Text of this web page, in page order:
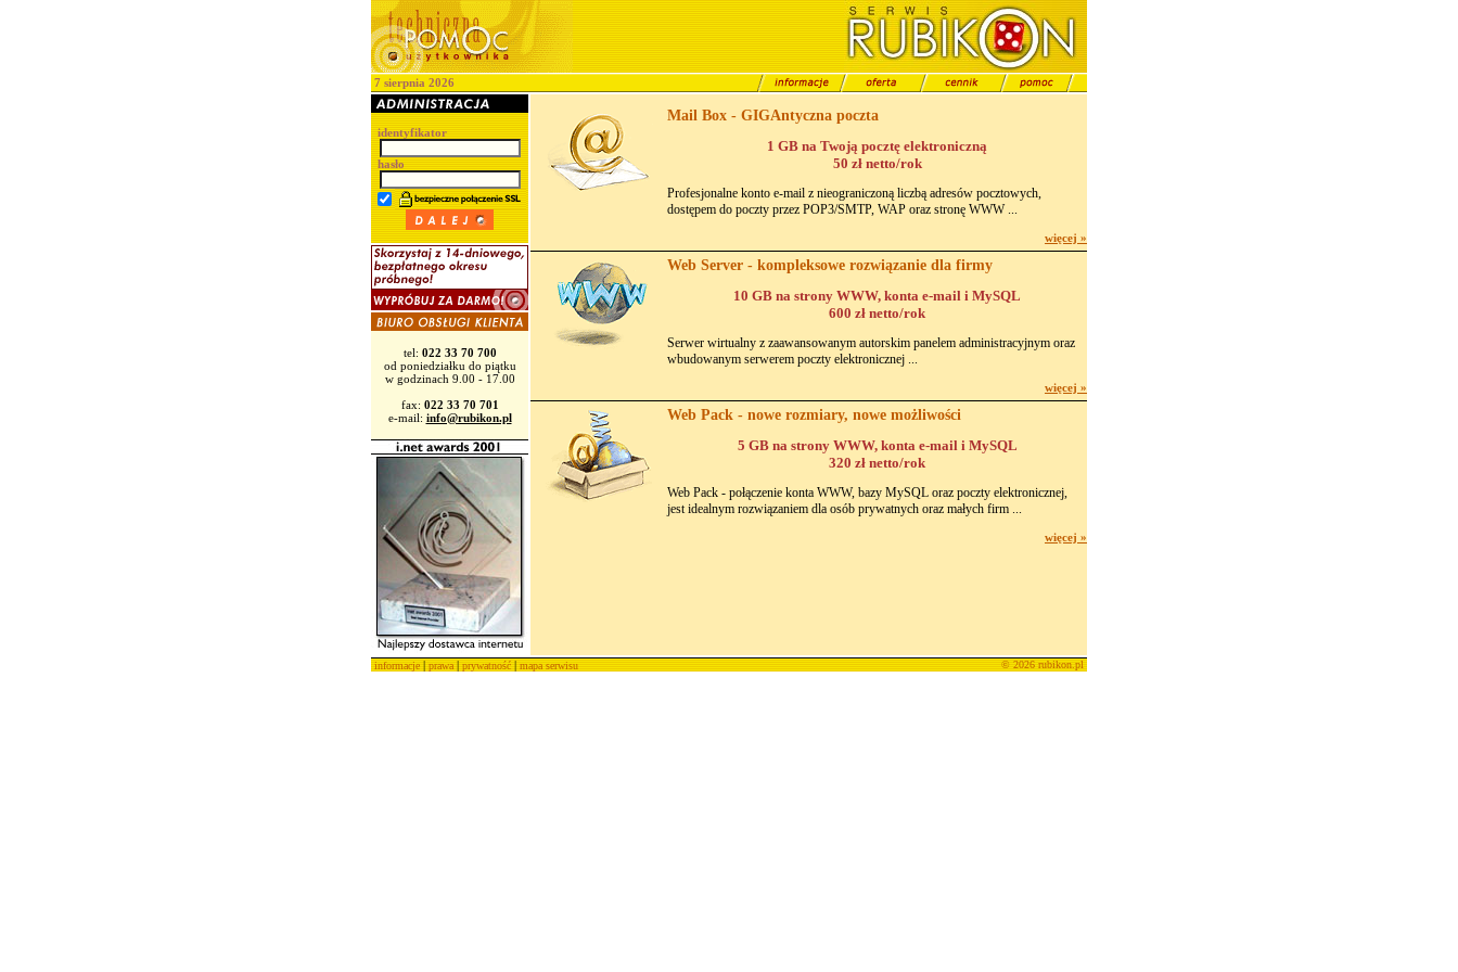
7 sierpnia 2026
identyfikator
hasło
tel: 022 33 70 700
od poniedziałku do piątku
w godzinach 9.00 - 17.00
fax: 022 33 70 701
e-mail: info@rubikon.pl
Mail Box - GIGAntyczna poczta
1 GB na Twoją pocztę elektroniczną
50 zł netto/rok
Profesjonalne konto e-mail z nieograniczoną liczbą adresów pocztowych,
dostępem do poczty przez POP3/SMTP, WAP oraz stronę WWW ...
więcej »
Web Server - kompleksowe rozwiązanie dla firmy
10 GB na strony WWW, konta e-mail i MySQL
600 zł netto/rok
Serwer wirtualny z zaawansowanym autorskim panelem administracyjnym oraz
wbudowanym serwerem poczty elektronicznej ...
więcej »
Web Pack - nowe rozmiary, nowe możliwości
5 GB na strony WWW, konta e-mail i MySQL
320 zł netto/rok
Web Pack - połączenie konta WWW, bazy MySQL oraz poczty elektronicznej,
jest idealnym rozwiązaniem dla osób prywatnych oraz małych firm ...
więcej »
informacje| prawa | prywatność| mapa serwisu © 2026 rubikon.pl